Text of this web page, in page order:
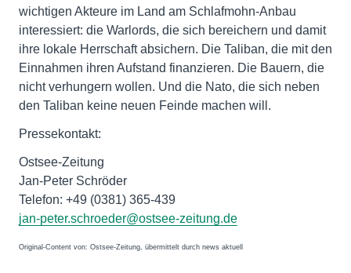
wichtigen Akteure im Land am Schlafmohn-Anbau
interessiert: die Warlords, die sich bereichern und damit
ihre lokale Herrschaft absichern. Die Taliban, die mit den
Einnahmen ihren Aufstand finanzieren. Die Bauern, die
nicht verhungern wollen. Und die Nato, die sich neben
den Taliban keine neuen Feinde machen will.
Pressekontakt:
Ostsee-Zeitung
Jan-Peter Schröder
Telefon: +49 (0381) 365-439
jan-peter.schroeder@ostsee-zeitung.de
Original-Content von: Ostsee-Zeitung, übermittelt durch news aktuell